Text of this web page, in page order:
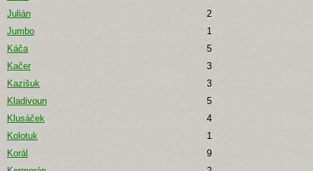
Julián
2
Jumbo
1
Káča
5
Kačer
3
Kazišuk
3
Kladivoun
5
Klusáček
4
Kolotuk
1
Korál
9